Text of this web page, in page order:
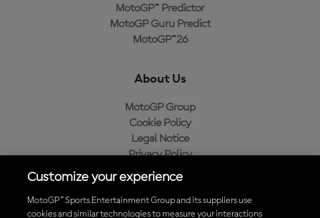
MotoGP™ Predictor
MotoGP Guru Predict
MotoGP™26
About Us
MotoGP Group
Cookie Policy
Legal Notice
Privacy Policy
Purchase Policy
Customize your experience
MotoGP™ Sports Entertainment Group and its suppliers use
cookies and similar technologies to measure your interactions